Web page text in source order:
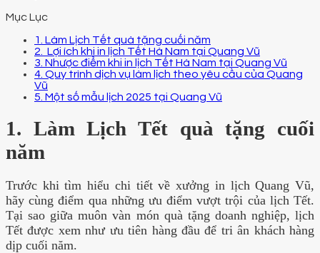
Mục Lục
1. Làm Lịch Tết quà tặng cuối năm
2. Lợi ích khi in lịch Tết Hà Nam tại Quang Vũ
3. Nhược điểm khi in lịch Tết Hà Nam tại Quang Vũ
4. Quy trình dịch vụ làm lịch theo yêu cầu của Quang
Vũ
5. Một số mẫu lịch 2025 tại Quang Vũ
1. Làm Lịch Tết quà tặng cuối
năm
Trước khi tìm hiểu chi tiết về xưởng in lịch Quang Vũ,
hãy cùng điểm qua những ưu điểm vượt trội của lịch Tết.
Tại sao giữa muôn vàn món quà tặng doanh nghiệp, lịch
Tết được xem như ưu tiên hàng đầu để tri ân khách hàng
dịp cuối năm.